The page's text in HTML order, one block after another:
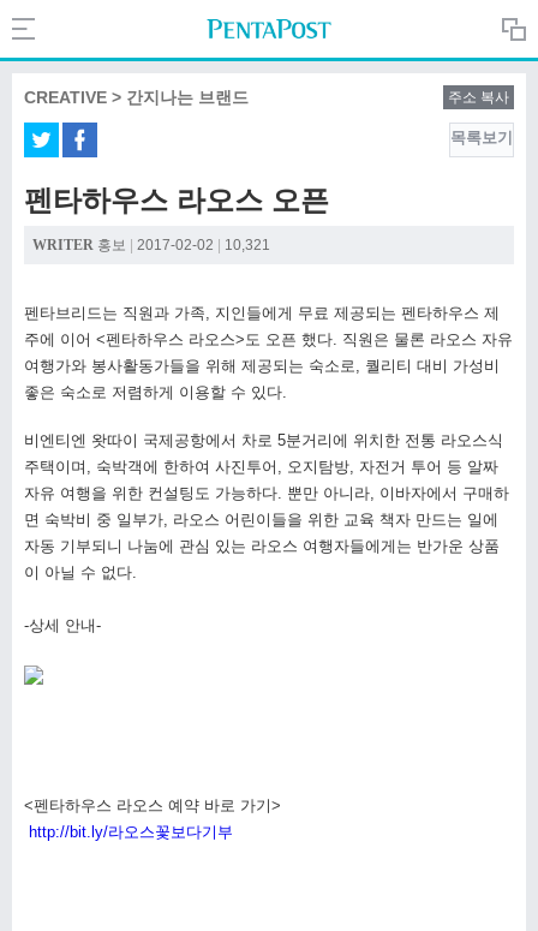
COMPANY
CULTURE
Search
PentaPost.net
CREATIVE > 간지나는 브랜드 주소 복사
목록보기
펜타하우스 라오스 오픈
WRITER 홍보 2017-02-02 10,321
펜타브리드는 직원과 가족, 지인들에게 무료 제공되는 펜타하우스 제
주에 이어 <펜타하우스 라오스>도 오픈 했다. 직원은 물론 라오스 자유
여행가와 봉사활동가들을 위해 제공되는 숙소로, 퀄리티 대비 가성비
좋은 숙소로 저렴하게 이용할 수 있다.
비엔티엔 왓따이 국제공항에서 차로 5분거리에 위치한 전통 라오스식
주택이며, 숙박객에 한하여 사진투어, 오지탐방, 자전거 투어 등 알짜
자유 여행을 위한 컨설팅도 가능하다. 뿐만 아니라, 이바자에서 구매하
면 숙박비 중 일부가, 라오스 어린이들을 위한 교육 책자 만드는 일에
자동 기부되니 나눔에 관심 있는 라오스 여행자들에게는 반가운 상품
이 아닐 수 없다.
-상세 안내-
<펜타하우스 라오스 예약 바로 가기>
http://bit.ly/라오스꽃보다기부